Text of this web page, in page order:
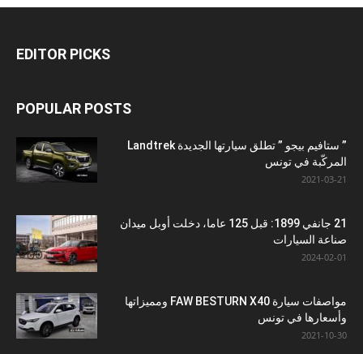
EDITOR PICKS
POPULAR POSTS
” ستافيم بيجو ” تطلق سيارتها الجديدة Landtrek
المركّبة في تونس
2021-03-21
21 جانفي 1899: قبل 125 عاما، دخلت أوبل ميدان
صناعة السيارات
2024-02-01
مواصفات سيارة FAW BESTURN X40 ومميزاتها
وأسعارها في تونس
2021-10-30